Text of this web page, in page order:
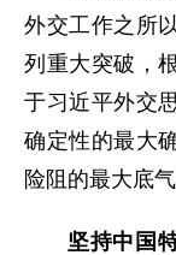
外交工作之所
列重大突破，
于习近平外交
确定性的最大
险阻的最大底气
坚持中国